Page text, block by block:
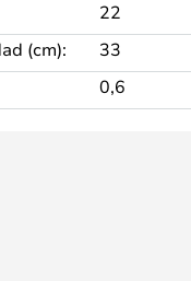
22
(cm):
33
0,6